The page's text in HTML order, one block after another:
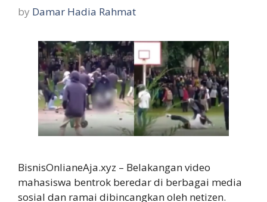
by Damar Hadia Rahmat
BisnisOnlianeAja.xyz – Belakangan video
mahasiswa bentrok beredar di berbagai media
sosial dan ramai dibincangkan oleh netizen.